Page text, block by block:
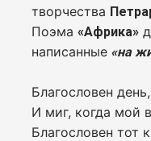
творчества
Поэма«Африка»
написанные «на
Благословен
И миг, когда мой
Благословен тот